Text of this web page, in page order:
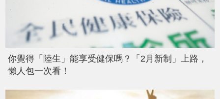
你覺得「陸生」能享受健保嗎？「2月新制」上路，
懶人包一次看！